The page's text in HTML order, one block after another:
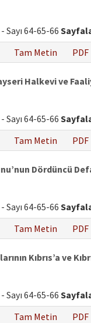
Sayı 64-65-66
Tam Metin PDF
Halkevi ve
Sayı 64-65-66
Tam Metin PDF
Dördüncü
Sayı 64-65-66
Tam Metin PDF
Kıbrıs’a ve
Sayı 64-65-66
Tam Metin PDF